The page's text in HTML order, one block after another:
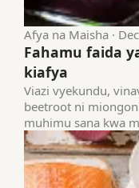
Afya na Maisha ·
Fahamu faida
kiafya
Viazi vyekundu,
beetroot ni
muhimu sana kwa